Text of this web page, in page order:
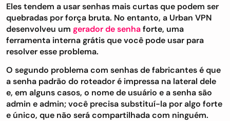
Eles tendem a usar senhas mais curtas que podem ser
quebradas por força bruta. No entanto, a Urban VPN
desenvolveu um gerador de senhaforte, uma
ferramenta interna grátis que você pode usar para
resolver esse problema.
O segundo problema com senhas de fabricantes é que
a senha padrão do roteador é impressa na lateral dele
e, em alguns casos, o nome de usuário e a senha são
admin e admin; você precisa substituí-la por algo forte
e único, que não será compartilhada com ninguém.